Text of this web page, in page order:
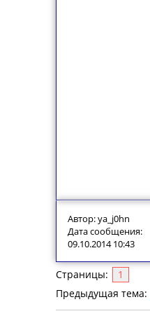
Автор: ya_j0hn
Дата сообщения:
09.10.2014 10:43
Страницы:
1
Предыдущая тема: